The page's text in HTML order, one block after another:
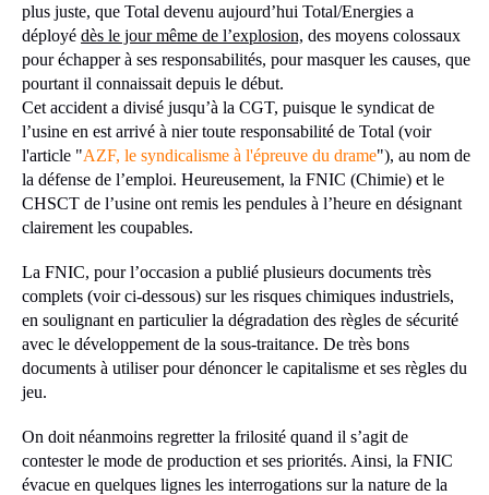
plus juste, que Total devenu aujourd’hui Total/Energies a
déployé dès le jour même de l’explosion, des moyens colossaux
pour échapper à ses responsabilités, pour masquer les causes, que
pourtant il connaissait depuis le début.
Cet accident a divisé jusqu’à la CGT, puisque le syndicat de
l’usine en est arrivé à nier toute responsabilité de Total (voir
l'article "AZF, le syndicalisme à l'épreuve du drame"), au nom de
la défense de l’emploi. Heureusement, la FNIC (Chimie) et le
CHSCT de l’usine ont remis les pendules à l’heure en désignant
clairement les coupables.
La FNIC, pour l’occasion a publié plusieurs documents très
complets (voir ci-dessous) sur les risques chimiques industriels,
en soulignant en particulier la dégradation des règles de sécurité
avec le développement de la sous-traitance. De très bons
documents à utiliser pour dénoncer le capitalisme et ses règles du
jeu.
On doit néanmoins regretter la frilosité quand il s’agit de
contester le mode de production et ses priorités. Ainsi, la FNIC
évacue en quelques lignes les interrogations sur la nature de la